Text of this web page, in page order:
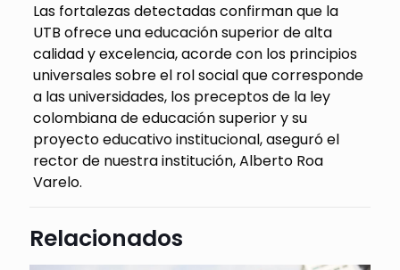
Las fortalezas detectadas confirman que la
UTB ofrece una educación superior de alta
calidad y excelencia, acorde con los principios
universales sobre el rol social que corresponde
a las universidades, los preceptos de la ley
colombiana de educación superior y su
proyecto educativo institucional, aseguró el
rector de nuestra institución, Alberto Roa
Varelo.
Relacionados